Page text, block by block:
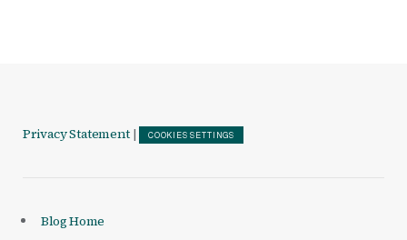
Privacy Statement | COOKIES SETTINGS
Blog Home